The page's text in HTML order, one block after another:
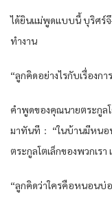
ได้ยินแม่พูดแบบนี้ บุริศร์จึ
ทำงาน
“ลูกคิดอย่างไรกับเรื่องก
คำพูดของคุณนายตระกูล
มาทันที： “ในบ้านมีหน
ตระกูลโตเล็กของพวกเร
“ลูกคิดว่าใครคือหนอนบ่